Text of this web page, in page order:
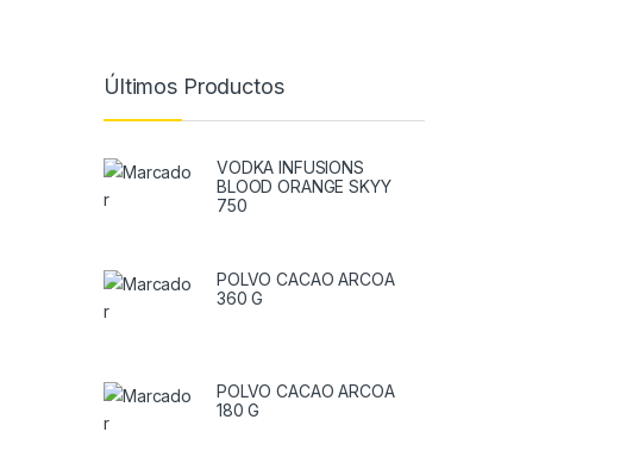
Últimos Productos
VODKA INFUSIONS
BLOOD ORANGE SKYY
750
POLVO CACAO ARCOA
360 G
POLVO CACAO ARCOA
180 G